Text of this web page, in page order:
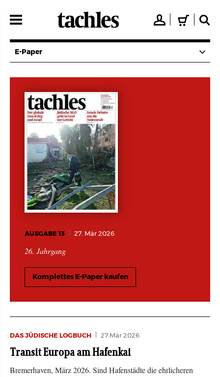
zum
👤 🛒 🔍
E-Paper
AUSGABE 13 27. Mär 2026
26. Jahrgang
Komplettes E-Paper kaufen
DAS JÜDISCHE LOGBUCH 27.Mär 2026
Transit Europa am Hafenkai
Bremerhaven, März 2026. Sind Hafenstädte die ehrlicheren